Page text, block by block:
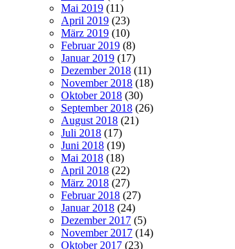
Mai 2019 (11)
April 2019 (23)
März 2019 (10)
Februar 2019 (8)
Januar 2019 (17)
Dezember 2018 (11)
November 2018 (18)
Oktober 2018 (30)
September 2018 (26)
August 2018 (21)
Juli 2018 (17)
Juni 2018 (19)
Mai 2018 (18)
April 2018 (22)
März 2018 (27)
Februar 2018 (27)
Januar 2018 (24)
Dezember 2017 (5)
November 2017 (14)
Oktober 2017 (23)